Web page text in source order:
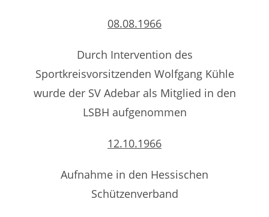
08.08.1966
Durch Intervention des
Sportkreisvorsitzenden Wolfgang Kühle
wurde der SV Adebar als Mitglied in den
LSBH aufgenommen
12.10.1966
Aufnahme in den Hessischen
Schützenverband